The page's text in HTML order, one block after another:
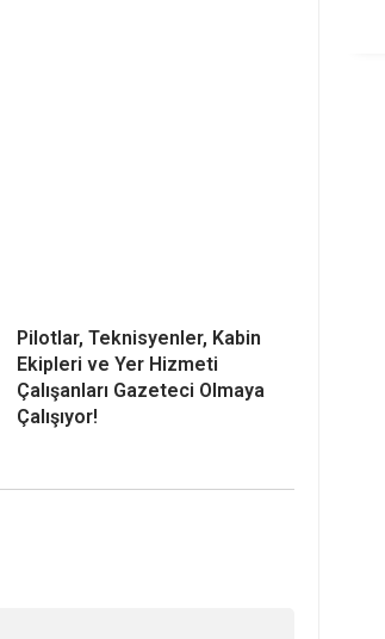
Pilotlar, Teknisyenler, Kabin
Ekipleri ve Yer Hizmeti
Çalışanları Gazeteci Olmaya
Çalışıyor!